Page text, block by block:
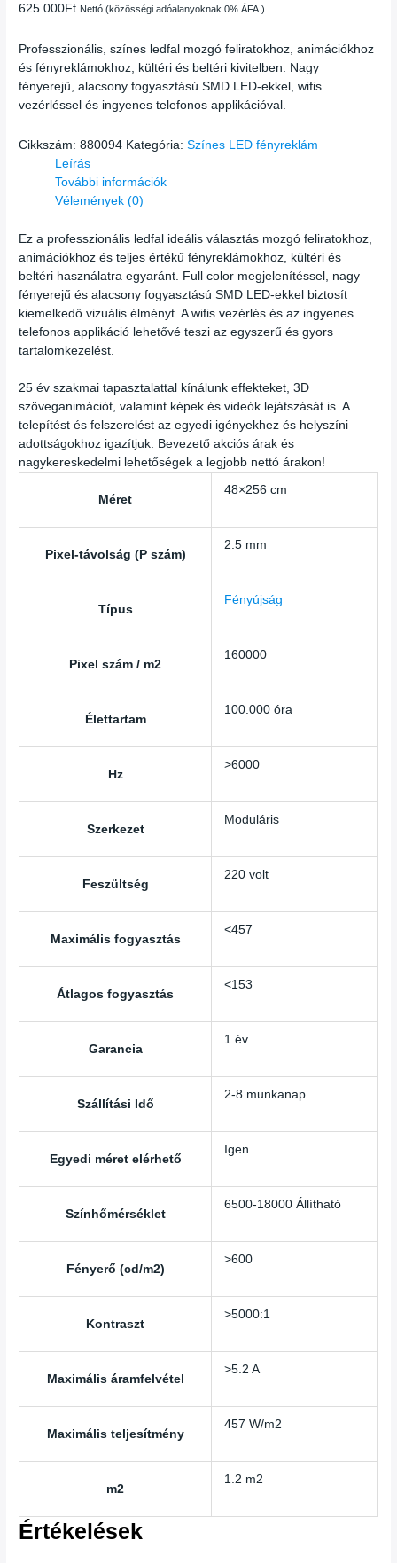
625.000Ft Nettó (közösségi adóalanyoknak 0% ÁFA.)
Professzionális, színes ledfal mozgó feliratokhoz, animációkhoz
és fényreklámokhoz, kültéri és beltéri kivitelben. Nagy
fényerejű, alacsony fogyasztású SMD LED-ekkel, wifis
vezérléssel és ingyenes telefonos applikációval.
Cikkszám:880094 Kategória:Színes LED fényreklám
Leírás
További információk
Vélemények (0)
Ez a professzionális ledfal ideális választás mozgó feliratokhoz,
animációkhoz és teljes értékű fényreklámokhoz, kültéri és
beltéri használatra egyaránt. Full color megjelenítéssel, nagy
fényerejű és alacsony fogyasztású SMD LED-ekkel biztosít
kiemelkedő vizuális élményt. A wifis vezérlés és az ingyenes
telefonos applikáció lehetővé teszi az egyszerű és gyors
tartalomkezelést.
25 év szakmai tapasztalattal kínálunk effekteket, 3D
szöveganimációt, valamint képek és videók lejátszását is. A
telepítést és felszerelést az egyedi igényekhez és helyszíni
adottságokhoz igazítjuk. Bevezető akciós árak és
nagykereskedelmi lehetőségek a legjobb nettó árakon!
Méret
48×256 cm
Pixel-távolság (P szám)
2.5 mm
Típus
Fényújság
Pixel szám / m2
160000
Élettartam
100.000 óra
Hz
>6000
Szerkezet
Moduláris
Feszültség
220 volt
Maximális fogyasztás
<457
Átlagos fogyasztás
<153
Garancia
1 év
Szállítási Idő
2-8 munkanap
Egyedi méret elérhető
Igen
Színhőmérséklet
6500-18000 Állítható
Fényerő (cd/m2)
>600
Kontraszt
>5000:1
Maximális áramfelvétel
>5.2 A
Maximális teljesítmény
457 W/m2
m2
1.2 m2
Értékelések